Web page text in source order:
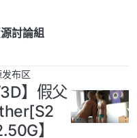
討論組
布区
】假父
】